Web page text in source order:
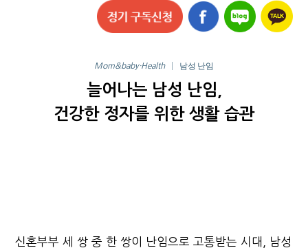
Mom&baby·Health 남성 난임
늘어나는 남성 난임,
건강한 정자를 위한 생활 습관
신혼부부 세 쌍 중 한 쌍이 난임으로 고통받는 시대, 남성